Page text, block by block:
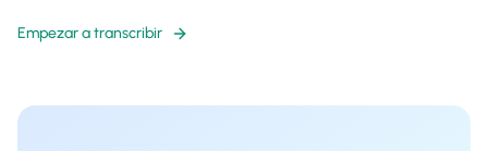
Empezar a transcribir